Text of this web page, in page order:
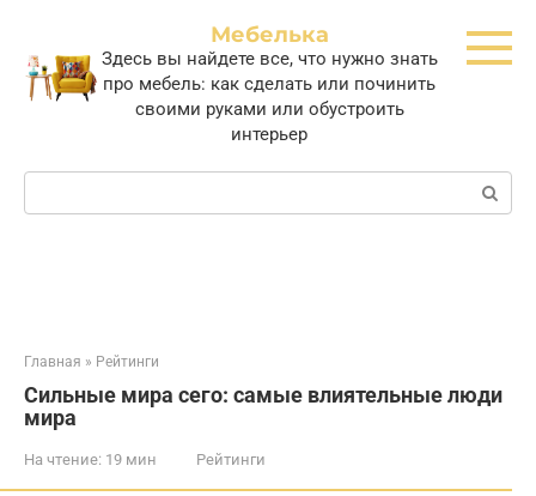
контенту
Мебелька
Здесь вы найдете все, что нужно знать
про мебель: как сделать или починить
своими руками или обустроить
интерьер
Поиск:
Главная » Рейтинги
Сильные мира сего: самые влиятельные люди
мира
На чтение: 19 мин Рейтинги